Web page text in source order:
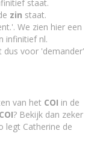
staat.
zin staat.
We zien hier een
infinitief nl.
dus voor 'demander'
van het COI in de
COI? Bekijk dan zeker
legt Catherine de